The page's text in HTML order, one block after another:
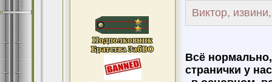
Виктор,
Всё
странички у